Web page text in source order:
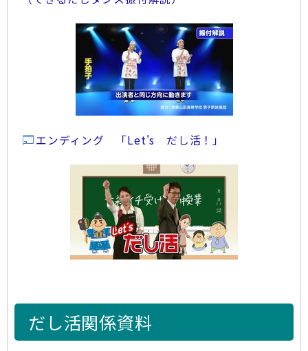
エンディング 「Let's だし活！」
だし活関係資料